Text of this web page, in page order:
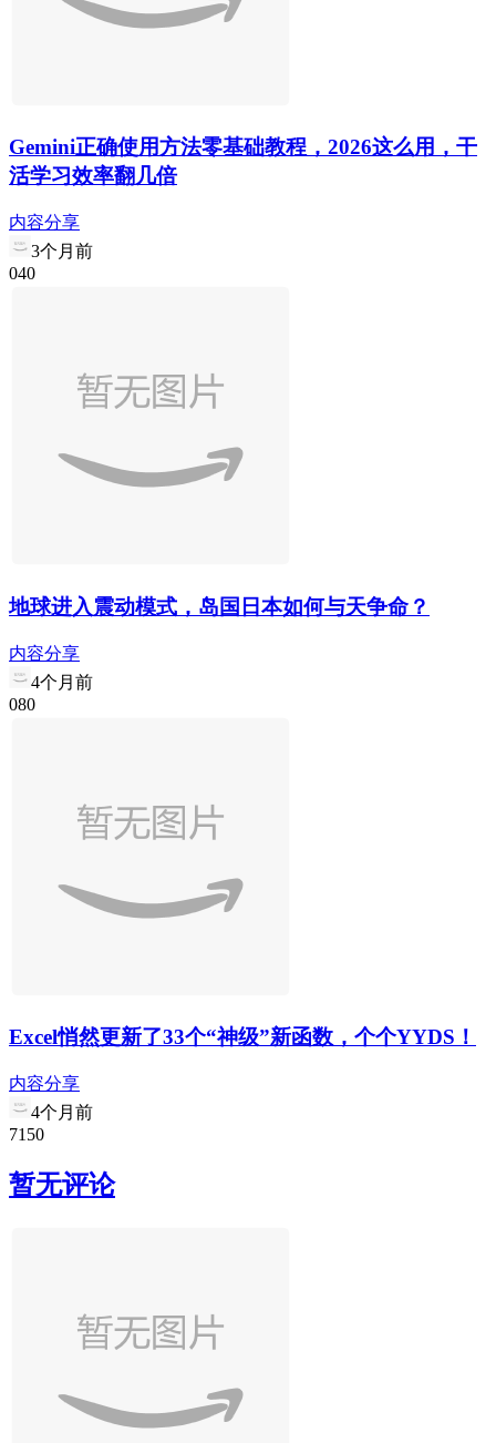
Gemini正确使用方法零基础教程，2026这么用，干
活学习效率翻几倍
内容分享
3个月前
040
地球进入震动模式，岛国日本如何与天争命？
内容分享
4个月前
080
Excel悄然更新了33个“神级”新函数，个个YYDS！
内容分享
4个月前
7150
暂无评论